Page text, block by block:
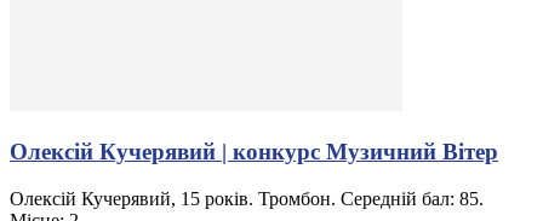
Олексій Кучерявий | конкурс Музичний Вітер
Олексій Кучерявий, 15 років. Тромбон. Середній бал: 85.